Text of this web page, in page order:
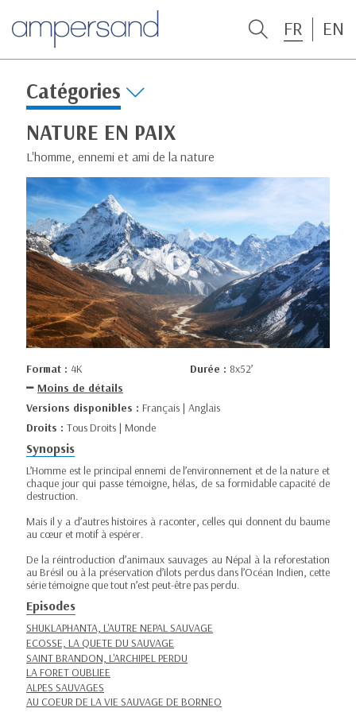
FR EN
Catégories
NATURE EN PAIX
L'homme, ennemi et ami de la nature
Format : 4K Durée : 8x52’
Moins de détails
Versions disponibles : Français | Anglais
Droits : Tous Droits | Monde
Synopsis
L’Homme est le principal ennemi de l’environnement et de la nature et
chaque jour qui passe témoigne, hélas, de sa formidable capacité de
destruction.
Mais il y a d’autres histoires à raconter, celles qui donnent du baume
au cœur et motif à espérer.
De la réintroduction d’animaux sauvages au Népal à la reforestation
au Brésil ou à la préservation d’ilots perdus dans l’Océan Indien, cette
série témoigne que tout n’est peut-être pas perdu.
Episodes
SHUKLAPHANTA, L'AUTRE NEPAL SAUVAGE
ECOSSE, LA QUETE DU SAUVAGE
SAINT BRANDON, L'ARCHIPEL PERDU
LA FORET OUBLIEE
ALPES SAUVAGES
AU COEUR DE LA VIE SAUVAGE DE BORNEO